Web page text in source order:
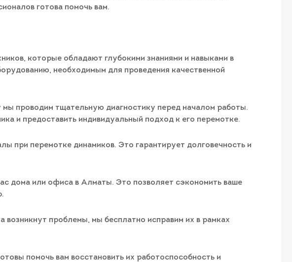
готова помочь вам.
которые обладают глубокими знаниями и навыками в
необходимым для проведения качественной
проводим тщательную диагностику перед началом работы.
и предоставить индивидуальный подход к его перемотке.
при перемотке динамиков. Это гарантирует долговечность и
дома или офиса в Алматы. Это позволяет сэкономить ваше
возникнут проблемы, мы бесплатно исправим их в рамках
помочь вам восстановить их работоспособность и